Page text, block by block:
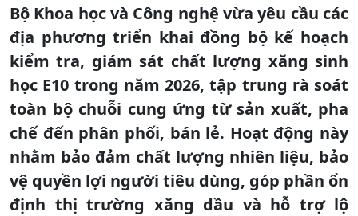
Bộ Khoa học và Công nghệ vừa yêu cầu các
địa phương triển khai đồng bộ kế hoạch
kiểm tra, giám sát chất lượng xăng sinh
học E10 trong năm 2026, tập trung rà soát
toàn bộ chuỗi cung ứng từ sản xuất, pha
chế đến phân phối, bán lẻ. Hoạt động này
nhằm bảo đảm chất lượng nhiên liệu, bảo
vệ quyền lợi người tiêu dùng, góp phần ổn
định thị trường xăng dầu và hỗ trợ lộ